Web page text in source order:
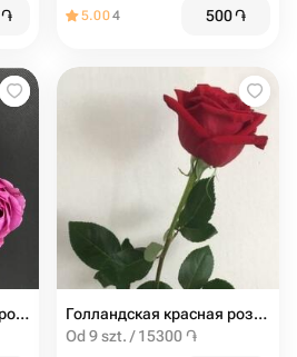
֏ 5.004 500֏
Кустовая пионовидная роза мисти баблс 60см
Голландская красная роза 60 см
Od 9 szt. / 15300 ֏